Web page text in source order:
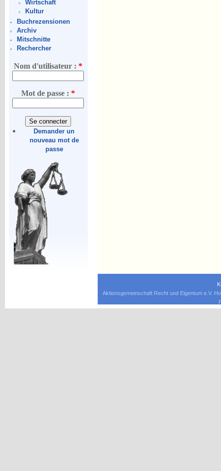
Wirtschaft
Kultur
Buchrezensionen
Archiv
Mitschnitte
Rechercher
Nom d'utilisateur :*
Mot de passe :*
Demander un
nouveau mot de
passe
Aktionsgemeinschaft Recht und Eigentum e.V.